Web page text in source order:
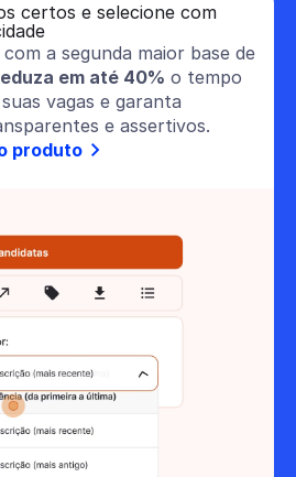
certos e selecione com
a segunda maior base de
em até 40% o tempo
vagas e garanta
e assertivos.
produto